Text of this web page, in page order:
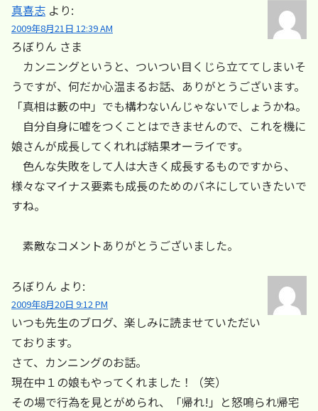
真喜志 より:
2009年8月21日 12:39 AM
ろぼりん さま
カンニングというと、ついつい目くじら立ててしまいそ
うですが、何だか心温まるお話、ありがとうございます。
「真相は藪の中」でも構わないんじゃないでしょうかね。
自分自身に嘘をつくことはできませんので、これを機に
娘さんが成長してくれれば結果オーライです。
色んな失敗をして人は大きく成長するものですから、
様々なマイナス要素も成長のためのバネにしていきたいで
すね。
素敵なコメントありがとうございました。
ろぼりん より:
2009年8月20日 9:12 PM
いつも先生のブログ、楽しみに読ませていただい
ております。
さて、カンニングのお話。
現在中１の娘もやってくれました！（笑）
その場で行為を見とがめられ、「帰れ!」と怒鳴られ帰宅